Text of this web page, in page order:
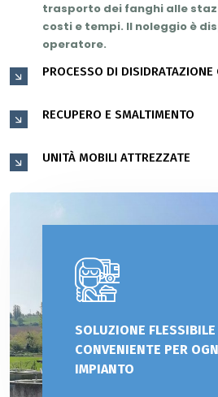
trasporto dei fanghi alle
costi e tempi. Il noleggio è
operatore.
PROCESSO DI DISIDRATAZIONE
RECUPERO E SMALTIMENTO
UNITÀ MOBILI ATTREZZATE
SOLUZIONE FLESSIBILE
CONVENIENTE PER
IMPIANTO